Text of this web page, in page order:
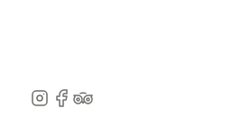
Instagram
Facebook
TripAdvisor